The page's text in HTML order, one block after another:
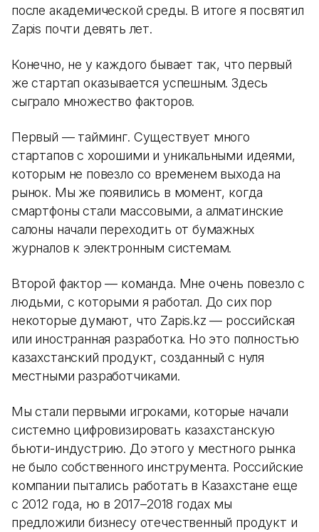
после академической среды. В итоге я посвятил
Zapis почти девять лет.
Конечно, не у каждого бывает так, что первый
же стартап оказывается успешным. Здесь
сыграло множество факторов.
Первый — тайминг. Существует много
стартапов с хорошими и уникальными идеями,
которым не повезло со временем выхода на
рынок. Мы же появились в момент, когда
смартфоны стали массовыми, а алматинские
салоны начали переходить от бумажных
журналов к электронным системам.
Второй фактор — команда. Мне очень повезло с
людьми, с которыми я работал. До сих пор
некоторые думают, что Zapis.kz — российская
или иностранная разработка. Но это полностью
казахстанский продукт, созданный с нуля
местными разработчиками.
Мы стали первыми игроками, которые начали
системно цифровизировать казахстанскую
бьюти-индустрию. До этого у местного рынка
не было собственного инструмента. Российские
компании пытались работать в Казахстане еще
с 2012 года, но в 2017–2018 годах мы
предложили бизнесу отечественный продукт и